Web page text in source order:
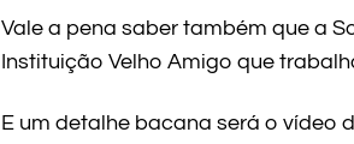
Vale a pena saber também que a
Instituição Velho Amigo que
E um detalhe bacana será o vídeo